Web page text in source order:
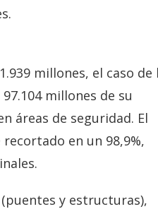
millones, el caso de
millones de su
áreas de seguridad. El
en un 98,9%,
y estructuras),